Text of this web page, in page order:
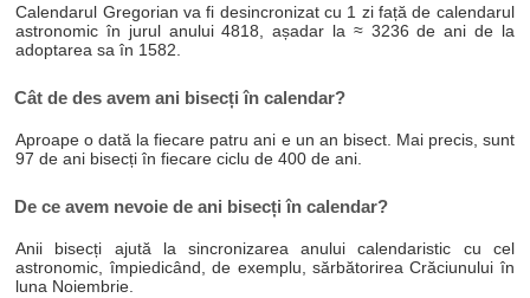
Calendarul Gregorian va fi desincronizat cu 1 zi față de calendarul
astronomic în jurul anului 4818, așadar la ≈ 3236 de ani de la
adoptarea sa în 1582.
Cât de des avem ani bisecți în calendar?
Aproape o dată la fiecare patru ani e un an bisect. Mai precis, sunt
97 de ani bisecți în fiecare ciclu de 400 de ani.
De ce avem nevoie de ani bisecți în calendar?
Anii bisecți ajută la sincronizarea anului calendaristic cu cel
astronomic, împiedicând, de exemplu, sărbătorirea Crăciunului în
luna Noiembrie.